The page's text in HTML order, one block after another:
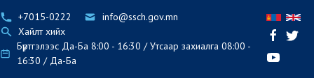
+7015-0222
info@ssch.gov.mn
Хайлт хийх
Бүртгэлээс Да-Ба 8:00 - 16:30 / Утсаар захиалга 08:00 -
16:30 / Да-Ба